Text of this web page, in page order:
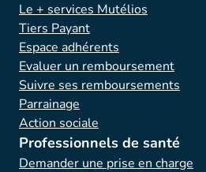
Le + services Mutélios
Tiers Payant
Espace adhérents
Evaluer un remboursement
Suivre ses remboursements
Parrainage
Action sociale
Professionnels de santé
Demander une prise en charge